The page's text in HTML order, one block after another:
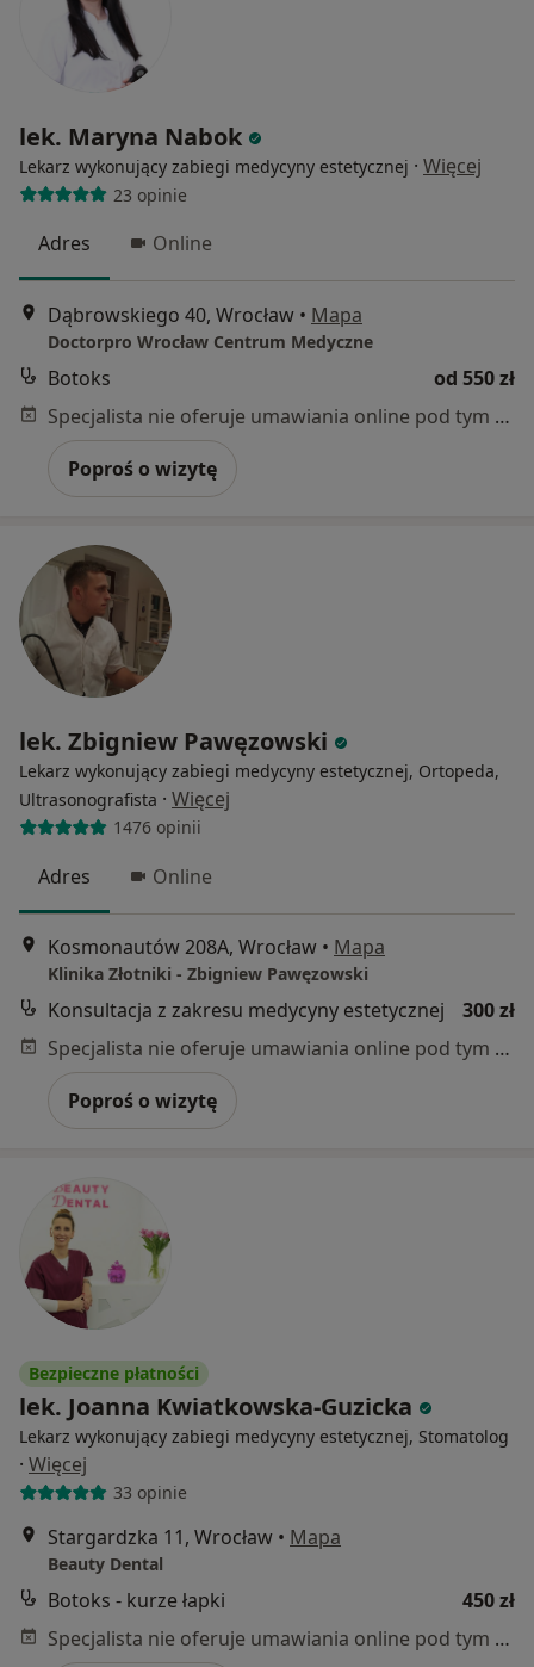
lek. Maryna Nabok
Lekarz wykonujący zabiegi medycyny estetycznej · Więcej
23 opinie
Adres Online
Dąbrowskiego 40, Wrocław • Mapa
Doctorpro Wrocław Centrum Medyczne
Botoks
od 550 zł
Specjalista nie oferuje umawiania online pod tym adresem.
Poproś o wizytę
lek. Zbigniew Pawęzowski
Lekarz wykonujący zabiegi medycyny estetycznej, Ortopeda,
Ultrasonografista · Więcej
1476 opinii
Adres Online
Kosmonautów 208A, Wrocław • Mapa
Klinika Złotniki - Zbigniew Pawęzowski
Konsultacja z zakresu medycyny estetycznej
300 zł
Specjalista nie oferuje umawiania online pod tym adresem.
Poproś o wizytę
Bezpieczne płatności
lek. Joanna Kwiatkowska-Guzicka
Lekarz wykonujący zabiegi medycyny estetycznej, Stomatolog
· Więcej
33 opinie
Stargardzka 11, Wrocław • Mapa
Beauty Dental
Botoks - kurze łapki
450 zł
Specjalista nie oferuje umawiania online pod tym adresem.